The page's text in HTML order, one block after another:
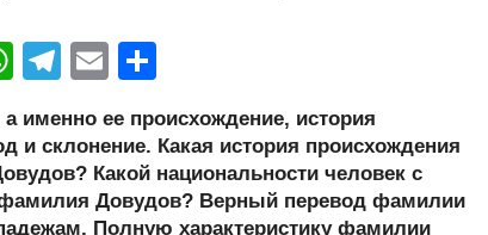
W
at
s
A
T
e
gr
a
E
ail р
а
в
ее происхождение, история
и склонение. Какая история происхождения
Какой национальности человек с
Довудов? Верный перевод фамилии
Полную характеристику фамилии